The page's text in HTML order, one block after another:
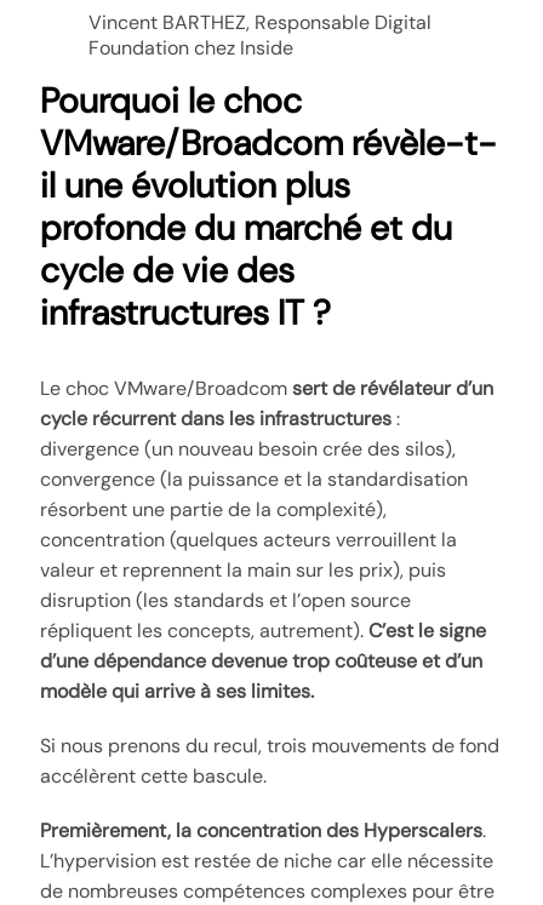
Vincent BARTHEZ, Responsable Digital
Foundation chez Inside
Pourquoi le choc
VMware/Broadcom révèle-t-
il une évolution plus
profonde du marché et du
cycle de vie des
infrastructures IT ?
Le choc VMware/Broadcomsert de révélateur d’un
cycle récurrent dans les infrastructures:
divergence (un nouveau besoin crée des silos),
convergence (la puissance et la standardisation
résorbent une partie de la complexité),
concentration (quelques acteurs verrouillent la
valeur et reprennent la main sur les prix), puis
disruption (les standards et l’open source
répliquent les concepts, autrement).C’est le signe
d’une dépendance devenue trop coûteuse et d’un
modèle qui arrive à ses limites.
Si nous prenons du recul, trois mouvements de fond
accélèrent cette bascule.
Premièrement, la concentration des Hyperscalers.
L’hypervision est restée de niche car elle nécessite
de nombreuses compétences complexes pour être